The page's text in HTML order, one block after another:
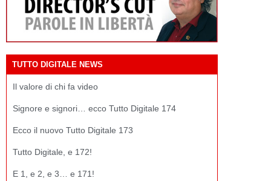
TUTTO DIGITALE NEWS
Il valore di chi fa video
Signore e signori… ecco Tutto Digitale 174
Ecco il nuovo Tutto Digitale 173
Tutto Digitale, e 172!
E 1, e 2, e 3… e 171!